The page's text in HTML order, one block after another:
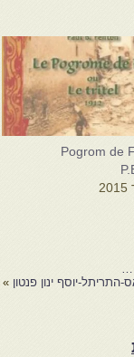
Pogrom de
יוסף ינון פנטון »